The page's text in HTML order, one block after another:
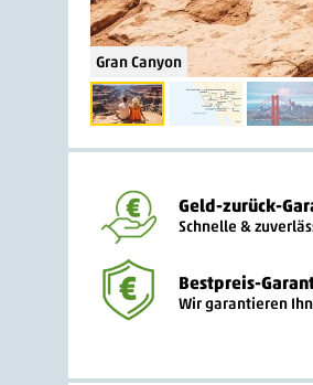
Gran Canyon
Geld-zurück-
Schnelle &
Bestpreis-
Wir garantieren